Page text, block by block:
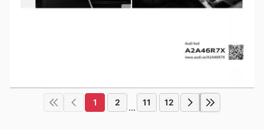
1 2 ... 11 12